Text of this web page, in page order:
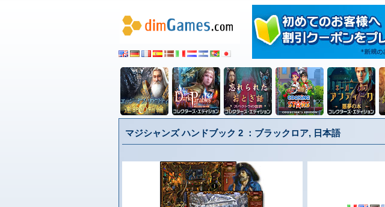
マジシャンズ ハンドブック 2 ：ブラックロア, 日本語